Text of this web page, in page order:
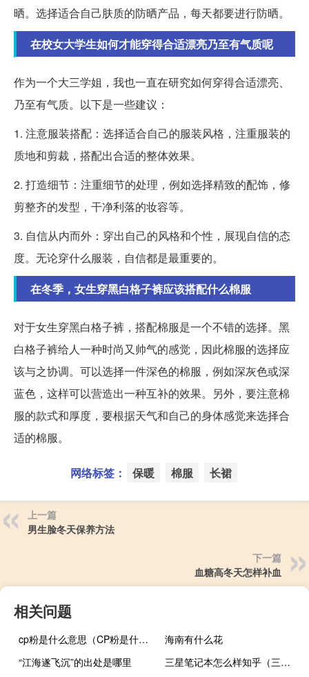
晒。选择适合自己肤质的防晒产品，每天都要进行防晒。
在校女大学生如何才能穿得合适漂亮乃至有气质呢
作为一个大三学姐，我也一直在研究如何穿得合适漂亮、
乃至有气质。以下是一些建议：
1. 注意服装搭配：选择适合自己的服装风格，注重服装的
质地和剪裁，搭配出合适的整体效果。
2. 打造细节：注重细节的处理，例如选择精致的配饰，修
剪整齐的发型，干净利落的妆容等。
3. 自信从内而外：穿出自己的风格和个性，展现自信的态
度。无论穿什么服装，自信都是最重要的。
在冬季，女生穿黑白格子裤应该搭配什么棉服
对于女生穿黑白格子裤，搭配棉服是一个不错的选择。黑
白格子裤给人一种时尚又帅气的感觉，因此棉服的选择应
该与之协调。可以选择一件深色的棉服，例如深灰色或深
蓝色，这样可以营造出一种互补的效果。另外，要注意棉
服的款式和厚度，要根据天气和自己的身体感觉来选择合
适的棉服。
网络标签： 保暖 棉服 长裙
上一篇
男生脸冬天保养方法
下一篇
血糖高冬天怎样补血
相关问题
cp粉是什么意思（CP粉是什么意思）
海南有什么花
“江海遂飞沉”的出处是哪里
三星笔记本怎么样知乎（三星笔记本怎么样）